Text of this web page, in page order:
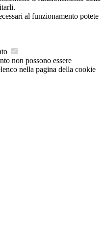
al funzionamento potete
non possono essere
nella pagina della cookie